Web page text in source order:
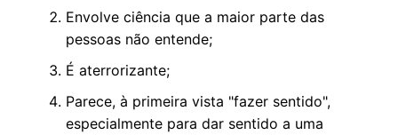
Envolve ciência que a maior parte das
pessoas não entende;
É aterrorizante;
Parece, à primeira vista "fazer sentido",
especialmente para dar sentido a uma